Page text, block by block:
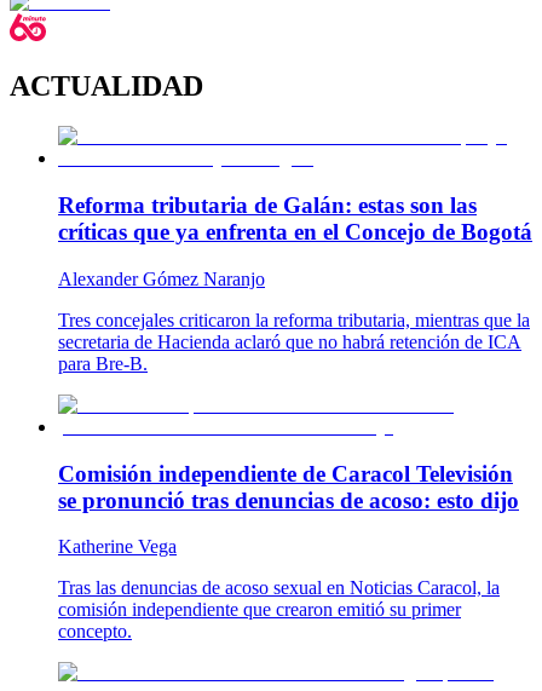
ACTUALIDAD
Reforma tributaria de Galán: estas son las
críticas que ya enfrenta en el Concejo de Bogotá
Alexander Gómez Naranjo
Tres concejales criticaron la reforma tributaria, mientras que la
secretaria de Hacienda aclaró que no habrá retención de ICA
para Bre-B.
Comisión independiente de Caracol Televisión
se pronunció tras denuncias de acoso: esto dijo
Katherine Vega
Tras las denuncias de acoso sexual en Noticias Caracol, la
comisión independiente que crearon emitió su primer
concepto.